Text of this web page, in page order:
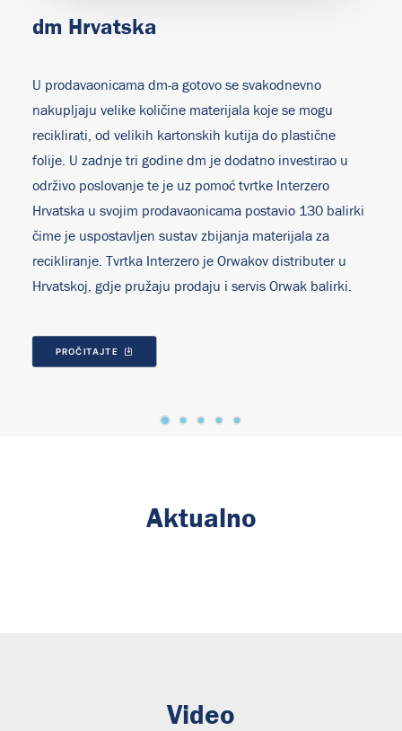
dm Hrvatska
U prodavaonicama dm-a gotovo se svakodnevno
nakupljaju velike količine materijala koje se mogu
reciklirati, od velikih kartonskih kutija do plastične
folije. U zadnje tri godine dm je dodatno investirao u
održivo poslovanje te je uz pomoć tvrtke Interzero
Hrvatska u svojim prodavaonicama postavio 130 balirki
čime je uspostavljen sustav zbijanja materijala za
recikliranje. Tvrtka Interzero je Orwakov distributer u
Hrvatskoj, gdje pružaju prodaju i servis Orwak balirki.
PROČITAJTE
Aktualno
Video